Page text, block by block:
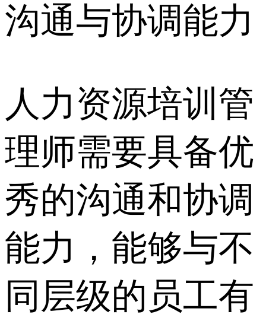
沟通与协调能力
人力资源培训管
理师需要具备优
秀的沟通和协调
能力，能够与不
同层级的员工有